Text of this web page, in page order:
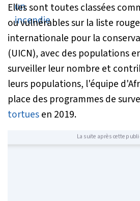
Elles sont toutes classées
ou vulnérables sur la liste
internationale pour la
(UICN), avec des populations
surveiller leur nombre et
leurs populations, l'équipe
place des programmes de
tortuesen 2019.
La suite après cette